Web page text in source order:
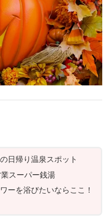
日帰り温泉スポット
スーパー銭湯
ーを浴びたいならここ！